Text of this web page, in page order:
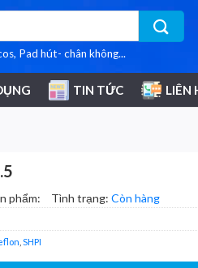
Pad hút- chân không...
TIN TỨC LIÊN
phẩm: Tình trạng: Còn hàng
SHPI